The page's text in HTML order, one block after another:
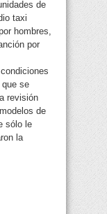
de
taxi
hombres,
por
se
revisión
de
sólo le
la